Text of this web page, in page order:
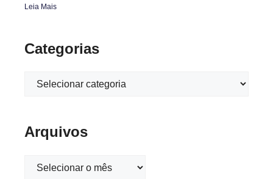
Leia Mais
Categorias
Arquivos